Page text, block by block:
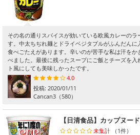
その名の通りスパイスが効いている欧風カレーのラ
す。中太ちぢれ麺とドライベジタブルがふんだんに
食べごたえがあります。辛いのが苦手な私は汗をか
べました。最後に残ったスープにご飯とチーズを入
ト風にしても美味しかったです。
4.0
投稿: 2020/01/11
Cancan3 （580）
【日清食品】カップヌー
未集計 （1件）